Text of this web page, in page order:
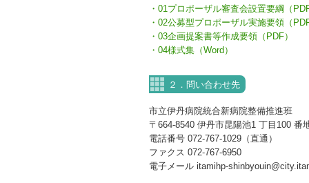
・01プロポーザル審査会設置要綱（PDF
・02公募型プロポーザル実施要領（PDF
・03企画提案書等作成要領（PDF）
・04様式集（Word）
２．問い合わせ先
市立伊丹病院統合新病院整備推進班
〒664-8540 伊丹市昆陽池1 丁目100 番
電話番号 072-767-1029（直通）
ファクス 072-767-6950
電子メール itamihp-